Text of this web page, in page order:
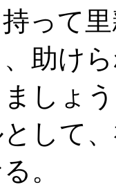
って
助け
しょ
して
。